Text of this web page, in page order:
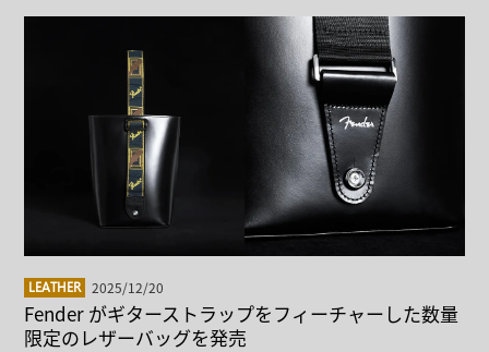
LEATHER 2025/12/20
Fender がギターストラップをフィーチャーした数量
限定のレザーバッグを発売